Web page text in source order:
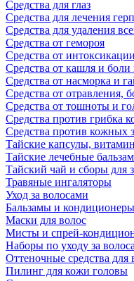
Средства для глаз
Средства для лечения
Средства для удаления
Средства от гемороя
Средства от
Средства от кашля и боли
Средства от насморка и
Средства от отравления,
Средства от тошноты и
Средства против грибка
Средства против кожных
Тайские капсулы,
Тайские лечебные
Тайский чай и сборы для
Травяные ингаляторы
Уход за волосами
Бальзамы и
Маски для волос
Мисты и спрей-
Наборы по уходу за
Оттеночные средства для
Пилинг для кожи головы